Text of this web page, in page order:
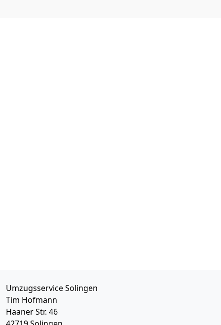
Umzugsservice Solingen
Tim Hofmann
Haaner Str. 46